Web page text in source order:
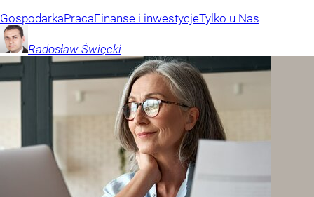
GospodarkaPracaFinanse i inwestycjeTylko u Nas
Radosław Święcki